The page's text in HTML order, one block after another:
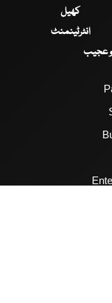
کھیل
انٹرٹینمنٹ
عجیب